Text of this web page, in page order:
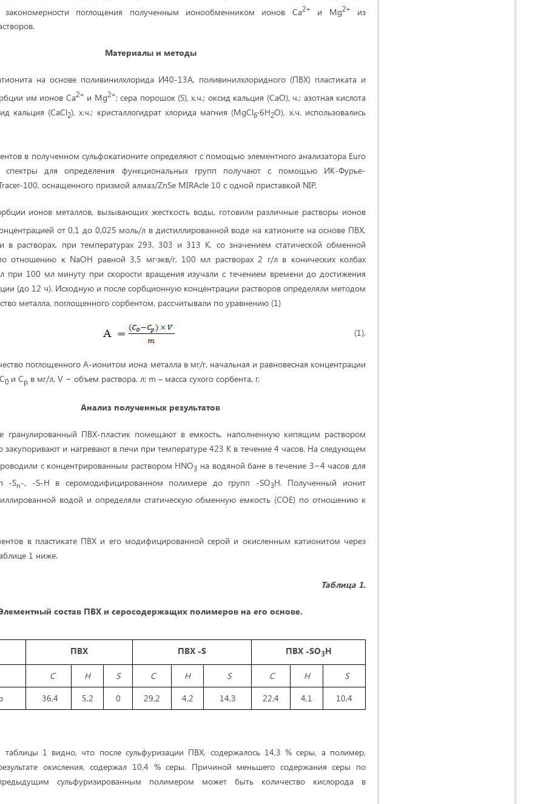
закономерности поглощения полученным ионообменником ионов Ca2+ и Mg2+
из
Материалы и методы
на основе поливинилхлорида И40-13А, поливинилхлоридного (ПВХ) пластиката и
им ионов Ca2+ и Mg2+; сера порошок (S), х.ч.; оксид кальция (СаО), ч.; азотная кислота
кальция (CaCl2), х.ч.; кристаллогидрат хлорида магния (MgCl6‧6H2O), х.ч. использовались
в полученном сульфокатионите определяют с помощью элементного анализатора Euro
для определения функциональных групп получают с помощью ИК-Фурье-
100, оснащенного призмой алмаз/ZnSe MIRAcle 10 с одной приставкой NIP.
ионов металлов, вызывающих жесткость воды, готовили различные растворы ионов
от 0,1 до 0,025 моль/л в дистиллированной воде на катионите на основе ПВХ.
в растворах, при температурах 293, 303 и 313 К, со значением статической обменной
отношению к NaOH равной 3,5 мг∙экв/г, 100 мл растворах 2 г/л в конических колбах
при 100 мл минуту при скорости вращения изучали с течением времени до достижения
(до 12 ч). Исходную и после сорбционную концентрации растворов определяли методом
металла, поглощенного сорбентом, рассчитывали по уравнению (1)
(1),
поглощенного А-ионитом иона металла в мг/г, начальная и равновесная концентрации
0 и Ср в мг/л, V − объем раствора, л; m – масса сухого сорбента, г.
Анализ полученных результатов
гранулированный ПВХ-пластик помещают в емкость, наполненную кипящим раствором
закупоривают и нагревают в печи при температуре 423 К в течение 4 часов. На следующем
с концентрированным раствором HNO3 на водяной бане в течение 3−4 часов для
-Sn-, -S-H в серомодифицированном полимере до групп -SO3H. Полученный ионит
водой и определяли статическую обменную емкость (СОЕ) по отношению к
в пластикате ПВХ и его модифицированной серой и окисленным катионитом через
1 ниже.
Таблица 1.
состав ПВХ и серосодержащих полимеров на его основе.
ПВХ ПВХ -S ПВХ -SO3H
C H S C H S C H
S
36,4 5,2 0 29,2 4,2 14,3 22,4 4,1 10,4
таблицы 1 видно, что после сульфуризации ПВХ, содержалось 14,3 % серы, а полимер,
окисления, содержал 10,4 % серы. Причиной меньшего содержания серы по
сульфуризированным полимером может быть количество кислорода в